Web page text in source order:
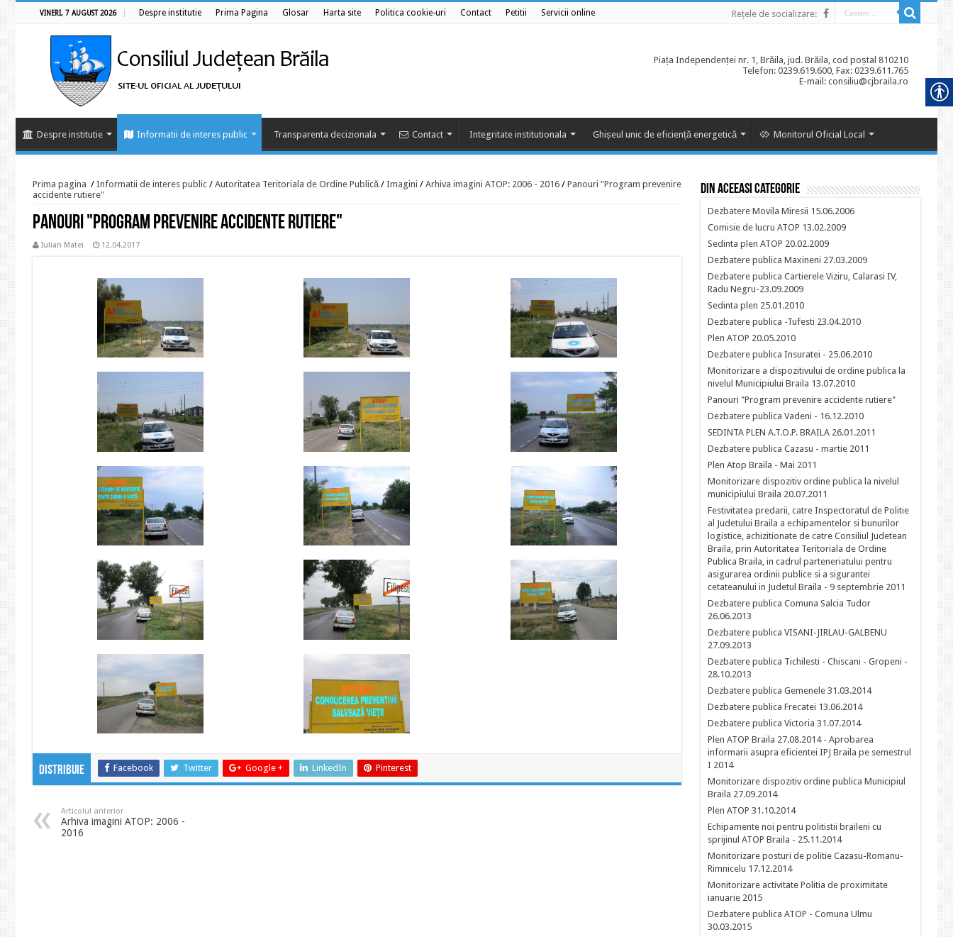
VINERI, 7 AUGUST 2026 Despre institutie Prima Pagina Glosar Harta site Politica cookie-uri Contact Petitii Servicii online Rețele de socializare:
Piața Independenței nr. 1, Brăila, jud. Brăila, cod poștal 810210
Telefon: 0239.619.600, Fax: 0239.611.765
E-mail: consiliu@cjbraila.ro
Despre institutie Informatii de interes public Transparenta decizionala Contact Integritate institutionala Ghișeul unic de eficiență energetică Monitorul Oficial Local
Prima pagina / Informatii de interes public / Autoritatea Teritoriala de Ordine Publică / Imagini / Arhiva imagini ATOP: 2006 - 2016 / Panouri "Program prevenire
accidente rutiere"
Panouri "Program prevenire accidente rutiere"
Iulian Matei 12.04.2017
Distribuie Facebook Twitter Google + LinkedIn Pinterest
Articolul anterior
Arhiva imagini ATOP: 2006 -
2016
Din aceeasi categorie
Dezbatere Movila Miresii 15.06.2006
Comisie de lucru ATOP 13.02.2009
Sedinta plen ATOP 20.02.2009
Dezbatere publica Maxineni 27.03.2009
Dezbatere publica Cartierele Viziru, Calarasi IV,
Radu Negru-23.09.2009
Sedinta plen 25.01.2010
Dezbatere publica -Tufesti 23.04.2010
Plen ATOP 20.05.2010
Dezbatere publica Insuratei - 25.06.2010
Monitorizare a dispozitivului de ordine publica la
nivelul Municipiului Braila 13.07.2010
Panouri "Program prevenire accidente rutiere"
Dezbatere publica Vadeni - 16.12.2010
SEDINTA PLEN A.T.O.P. BRAILA 26.01.2011
Dezbatere publica Cazasu - martie 2011
Plen Atop Braila - Mai 2011
Monitorizare dispozitiv ordine publica la nivelul
municipiului Braila 20.07.2011
Festivitatea predarii, catre Inspectoratul de Politie
al Judetului Braila a echipamentelor si bunurilor
logistice, achizitionate de catre Consiliul Judetean
Braila, prin Autoritatea Teritoriala de Ordine
Publica Braila, in cadrul parteneriatului pentru
asigurarea ordinii publice si a sigurantei
cetateanului in Judetul Braila - 9 septembrie 2011
Dezbatere publica Comuna Salcia Tudor
26.06.2013
Dezbatere publica VISANI-JIRLAU-GALBENU
27.09.2013
Dezbatere publica Tichilesti - Chiscani - Gropeni -
28.10.2013
Dezbatere publica Gemenele 31.03.2014
Dezbatere publica Frecatei 13.06.2014
Dezbatere publica Victoria 31.07.2014
Plen ATOP Braila 27.08.2014 - Aprobarea
informarii asupra eficientei IPJ Braila pe semestrul
I 2014
Monitorizare dispozitiv ordine publica Municipiul
Braila 27.09.2014
Plen ATOP 31.10.2014
Echipamente noi pentru politistii braileni cu
sprijinul ATOP Braila - 25.11.2014
Monitorizare posturi de politie Cazasu-Romanu-
Rimnicelu 17.12.2014
Monitorizare activitate Politia de proximitate
ianuarie 2015
Dezbatere publica ATOP - Comuna Ulmu
30.03.2015